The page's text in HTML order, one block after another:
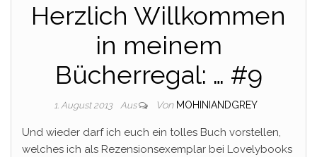
Herzlich Willkommen
in meinem
Bücherregal: … #9
1. August 2013 Aus Von MOHINIANDGREY
Und wieder darf ich euch ein tolles Buch vorstellen,
welches ich als Rezensionsexemplar bei Lovelybooks